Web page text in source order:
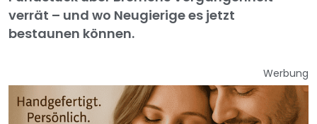
verrät – und wo Neugierige es jetzt
bestaunen können.
Werbung